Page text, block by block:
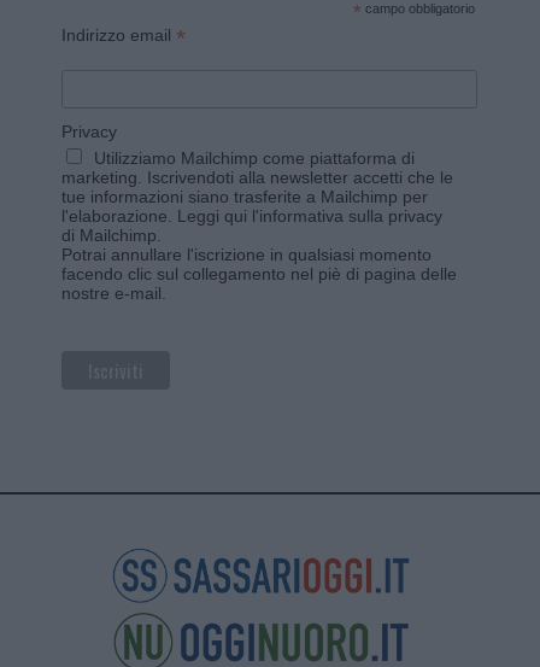
* campo obbligatorio
Indirizzo email *
Privacy
Utilizziamo Mailchimp come piattaforma di
marketing. Iscrivendoti alla newsletter accetti che le
tue informazioni siano trasferite a Mailchimp per
l'elaborazione. Leggi qui l'informativa sulla privacy
di Mailchimp
Potrai annullare l'iscrizione in qualsiasi momento
facendo clic sul collegamento nel piè di pagina delle
nostre e-mail.